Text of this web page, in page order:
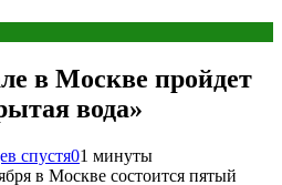
в Москве пройдет
вода»
спустя01 минуты
в Москве состоится пятый